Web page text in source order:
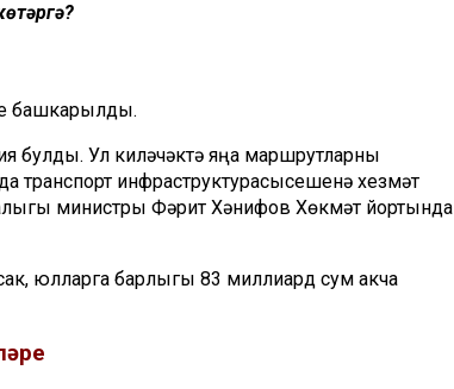
башкарылды.
булды. Ул киләчәктә яңа маршрутларны
транспорт инфраструктурасыүсешенә хезмәт
министры Фәрит Хәнифов Хөкүмәт йортында
юлларга барлыгы 83 миллиард сум акча